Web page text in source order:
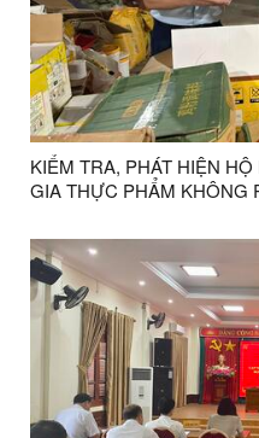
KIỂM TRA, PHÁT HIỆN
GIA THỰC PHẨM KHÔNG